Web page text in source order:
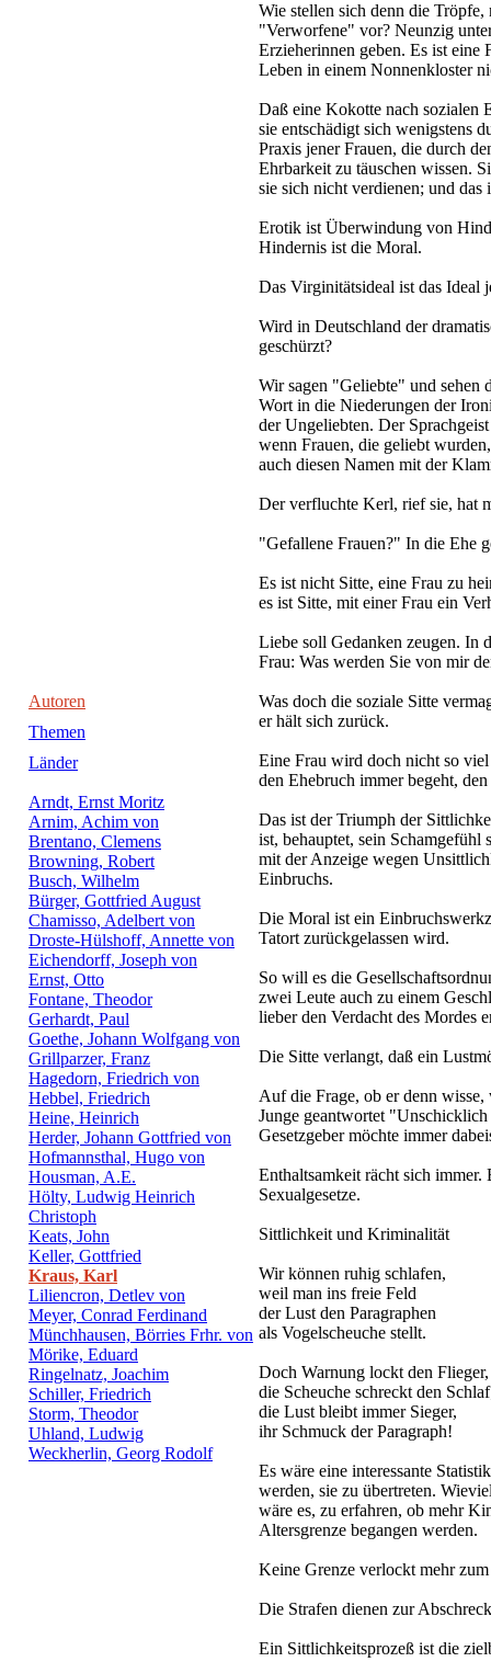
Autoren
Themen
Länder
Arndt, Ernst Moritz
Arnim, Achim von
Brentano, Clemens
Browning, Robert
Busch, Wilhelm
Bürger, Gottfried August
Chamisso, Adelbert von
Droste-Hülshoff, Annette von
Eichendorff, Joseph von
Ernst, Otto
Fontane, Theodor
Gerhardt, Paul
Goethe, Johann Wolfgang von
Grillparzer, Franz
Hagedorn, Friedrich von
Hebbel, Friedrich
Heine, Heinrich
Herder, Johann Gottfried von
Hofmannsthal, Hugo von
Housman, A.E.
Hölty, Ludwig Heinrich
Christoph
Keats, John
Keller, Gottfried
Kraus, Karl
Liliencron, Detlev von
Meyer, Conrad Ferdinand
Münchhausen, Börries Frhr. von
Mörike, Eduard
Ringelnatz, Joachim
Schiller, Friedrich
Storm, Theodor
Uhland, Ludwig
Weckherlin, Georg Rodolf
Wie stellen sich denn die Tröpfe,
"Verworfene" vor? Neunzig
Erzieherinnen geben. Es ist eine
Leben in einem Nonnenkloster
Daß eine Kokotte nach sozialen
sie entschädigt sich wenigstens
Praxis jener Frauen, die durch
Ehrbarkeit zu täuschen wissen.
sie sich nicht verdienen; und
Erotik ist Überwindung von
Hindernis ist die Moral.
Das Virginitätsideal ist das Ideal
Wird in Deutschland der
geschürzt?
Wir sagen "Geliebte" und sehen
Wort in die Niederungen der
der Ungeliebten. Der
wenn Frauen, die geliebt
auch diesen Namen mit der
Der verfluchte Kerl, rief sie, hat
"Gefallene Frauen?" In die Ehe
Es ist nicht Sitte, eine Frau zu
es ist Sitte, mit einer Frau ein
Liebe soll Gedanken zeugen. In
Frau: Was werden Sie von mir
Was doch die soziale Sitte
er hält sich zurück.
Eine Frau wird doch nicht so
den Ehebruch immer begeht,
Das ist der Triumph der
ist, behauptet, sein
mit der Anzeige wegen
Einbruchs.
Die Moral ist ein
Tatort zurückgelassen wird.
So will es die
zwei Leute auch zu einem
lieber den Verdacht des Mordes
Die Sitte verlangt, daß ein
Auf die Frage, ob er denn
Junge geantwortet
Gesetzgeber möchte immer
Enthaltsamkeit rächt sich immer.
Sexualgesetze.
Sittlichkeit und Kriminalität
Wir können ruhig schlafen,
weil man ins freie Feld
der Lust den Paragraphen
als Vogelscheuche stellt.
Doch Warnung lockt den Flieger,
die Scheuche schreckt den
die Lust bleibt immer Sieger,
ihr Schmuck der Paragraph!
Es wäre eine interessante
werden, sie zu übertreten.
wäre es, zu erfahren, ob mehr
Altersgrenze begangen werden.
Keine Grenze verlockt mehr
Die Strafen dienen zur
Ein Sittlichkeitsprozeß ist die